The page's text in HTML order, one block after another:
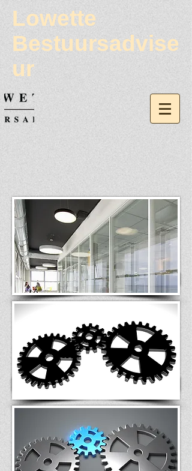
Lowette
Bestuursadvise
ur
Begeleiding van Directie en RvB
Teamontwikkeling